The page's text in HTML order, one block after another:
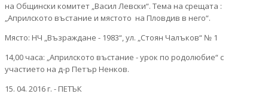
на Общински комитет „Васил Левски“. Тема на срещата :
„Априлското въстание и мястото на Пловдив в него“.
Място: НЧ „Възраждане - 1983“, ул. „Стоян Чалъков“ № 1
14,00 часа: „Априлското въстание - урок по родолюбие“ с
участието на д-р Петър Ненков.
15. 04. 2016 г. - ПЕТЪК